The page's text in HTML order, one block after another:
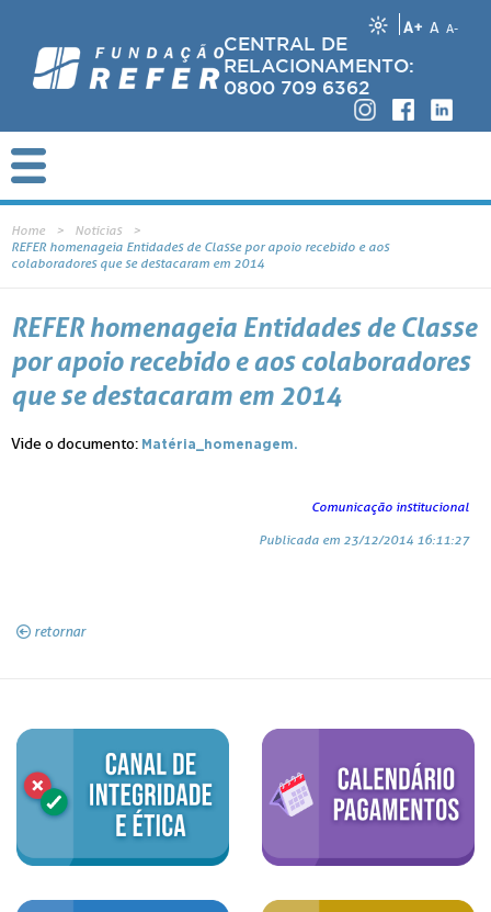
A+ A A-
CENTRAL DE
RELACIONAMENTO:
0800 709 6362
Home
Notícias
REFER homenageia Entidades de Classe por apoio recebido e aos
colaboradores que se destacaram em 2014
REFER homenageia Entidades de Classe
por apoio recebido e aos colaboradores
que se destacaram em 2014
Vide o documento: Matéria_homenagem.
Comunicação institucional
Publicada em 23/12/2014 16:11:27
retornar